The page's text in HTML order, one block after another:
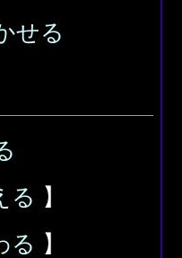
せる
る 】
る 】